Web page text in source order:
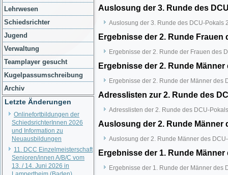
Lehrwesen
Schiedsrichter
Jugend
Verwaltung
Teamplayer gesucht
Kugelpassumschreibung
Archiv
Letzte Änderungen
Onlinefortbildungen der
SchiedsrichterInnen 2026
und Information zu
Neuausbildungen
11. DCC Einzelmeisterschaft
Senioren/innen A/B/C vom
13. / 14. Juni 2026 in
Auslosung der 3. Runde des
Auslosung der 3. Runde des DCU-Pokals
Ergebnisse der 2. Runde Frauen
Ergebnisse der 2. Runde der Frauen des
Ergebnisse der 2. Runde Männer
Ergebnisse der 2. Runde der Männer des
Adresslisten zur 2. Runde des
Adresslisten der 2. Runde des DCU-
Auslosung der 2. Runde Männer
Auslosung der 2. Runde Männer des
Ergebnisse der 1. Runde Männer
Ergebnisse der 1. Runde der Männer des